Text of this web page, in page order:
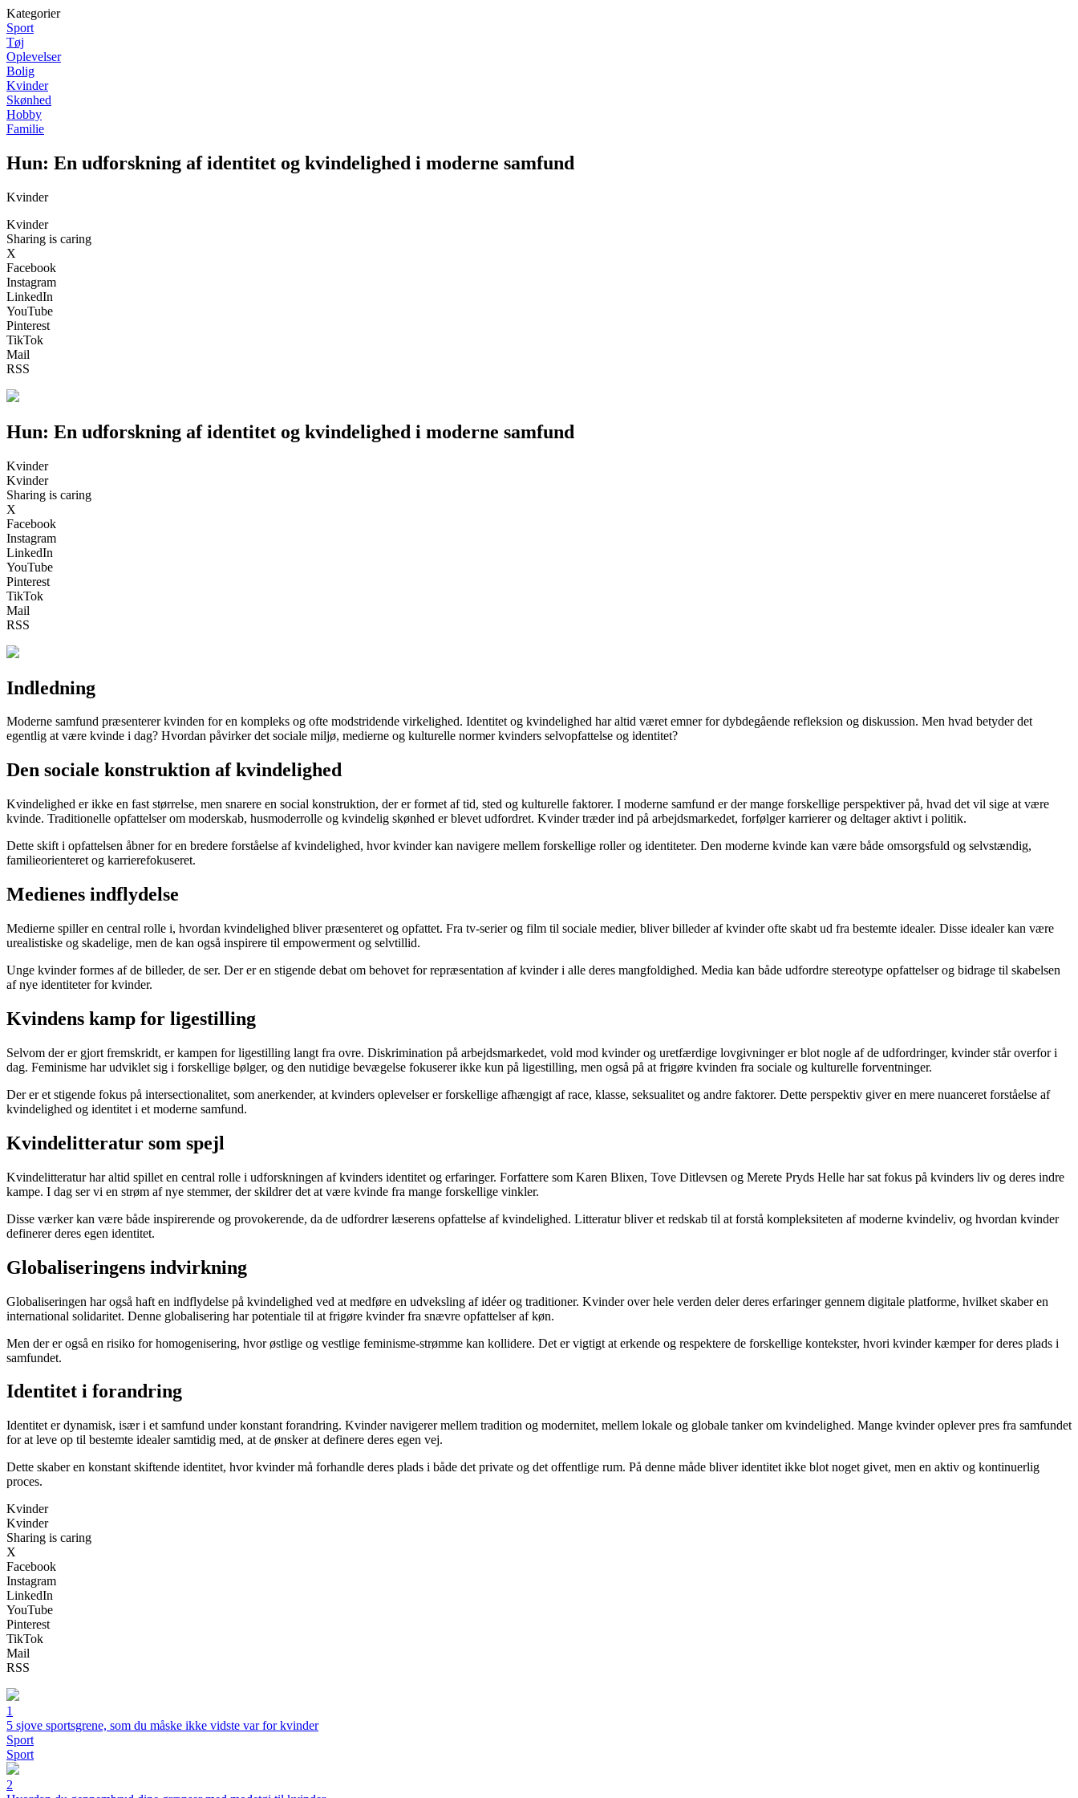
Kategorier
Sport
Tøj
Oplevelser
Bolig
Kvinder
Skønhed
Hobby
Familie
Hun: En udforskning af identitet og kvindelighed i moderne samfund
Kvinder
Kvinder
Sharing is caring
X
Facebook
Instagram
LinkedIn
YouTube
Pinterest
TikTok
Mail
RSS
Hun: En udforskning af identitet og kvindelighed i moderne samfund
Kvinder
Kvinder
Sharing is caring
X
Facebook
Instagram
LinkedIn
YouTube
Pinterest
TikTok
Mail
RSS
Indledning
Moderne samfund præsenterer kvinden for en kompleks og ofte modstridende virkelighed. Identitet og kvindelighed har altid været emner for dybdegående refleksion og diskussion. Men hvad betyder det
egentlig at være kvinde i dag? Hvordan påvirker det sociale miljø, medierne og kulturelle normer kvinders selvopfattelse og identitet?
Den sociale konstruktion af kvindelighed
Kvindelighed er ikke en fast størrelse, men snarere en social konstruktion, der er formet af tid, sted og kulturelle faktorer. I moderne samfund er der mange forskellige perspektiver på, hvad det vil sige at være
kvinde. Traditionelle opfattelser om moderskab, husmoderrolle og kvindelig skønhed er blevet udfordret. Kvinder træder ind på arbejdsmarkedet, forfølger karrierer og deltager aktivt i politik.
Dette skift i opfattelsen åbner for en bredere forståelse af kvindelighed, hvor kvinder kan navigere mellem forskellige roller og identiteter. Den moderne kvinde kan være både omsorgsfuld og selvstændig,
familieorienteret og karrierefokuseret.
Medienes indflydelse
Medierne spiller en central rolle i, hvordan kvindelighed bliver præsenteret og opfattet. Fra tv-serier og film til sociale medier, bliver billeder af kvinder ofte skabt ud fra bestemte idealer. Disse idealer kan være
urealistiske og skadelige, men de kan også inspirere til empowerment og selvtillid.
Unge kvinder formes af de billeder, de ser. Der er en stigende debat om behovet for repræsentation af kvinder i alle deres mangfoldighed. Media kan både udfordre stereotype opfattelser og bidrage til skabelsen
af nye identiteter for kvinder.
Kvindens kamp for ligestilling
Selvom der er gjort fremskridt, er kampen for ligestilling langt fra ovre. Diskrimination på arbejdsmarkedet, vold mod kvinder og uretfærdige lovgivninger er blot nogle af de udfordringer, kvinder står overfor i
dag. Feminisme har udviklet sig i forskellige bølger, og den nutidige bevægelse fokuserer ikke kun på ligestilling, men også på at frigøre kvinden fra sociale og kulturelle forventninger.
Der er et stigende fokus på intersectionalitet, som anerkender, at kvinders oplevelser er forskellige afhængigt af race, klasse, seksualitet og andre faktorer. Dette perspektiv giver en mere nuanceret forståelse af
kvindelighed og identitet i et moderne samfund.
Kvindelitteratur som spejl
Kvindelitteratur har altid spillet en central rolle i udforskningen af kvinders identitet og erfaringer. Forfattere som Karen Blixen, Tove Ditlevsen og Merete Pryds Helle har sat fokus på kvinders liv og deres indre
kampe. I dag ser vi en strøm af nye stemmer, der skildrer det at være kvinde fra mange forskellige vinkler.
Disse værker kan være både inspirerende og provokerende, da de udfordrer læserens opfattelse af kvindelighed. Litteratur bliver et redskab til at forstå kompleksiteten af moderne kvindeliv, og hvordan kvinder
definerer deres egen identitet.
Globaliseringens indvirkning
Globaliseringen har også haft en indflydelse på kvindelighed ved at medføre en udveksling af idéer og traditioner. Kvinder over hele verden deler deres erfaringer gennem digitale platforme, hvilket skaber en
international solidaritet. Denne globalisering har potentiale til at frigøre kvinder fra snævre opfattelser af køn.
Men der er også en risiko for homogenisering, hvor østlige og vestlige feminisme-strømme kan kollidere. Det er vigtigt at erkende og respektere de forskellige kontekster, hvori kvinder kæmper for deres plads i
samfundet.
Identitet i forandring
Identitet er dynamisk, især i et samfund under konstant forandring. Kvinder navigerer mellem tradition og modernitet, mellem lokale og globale tanker om kvindelighed. Mange kvinder oplever pres fra samfundet
for at leve op til bestemte idealer samtidig med, at de ønsker at definere deres egen vej.
Dette skaber en konstant skiftende identitet, hvor kvinder må forhandle deres plads i både det private og det offentlige rum. På denne måde bliver identitet ikke blot noget givet, men en aktiv og kontinuerlig
proces.
Kvinder
Kvinder
Sharing is caring
X
Facebook
Instagram
LinkedIn
YouTube
Pinterest
TikTok
Mail
RSS
1
5 sjove sportsgrene, som du måske ikke vidste var for kvinder
Sport
Sport
2